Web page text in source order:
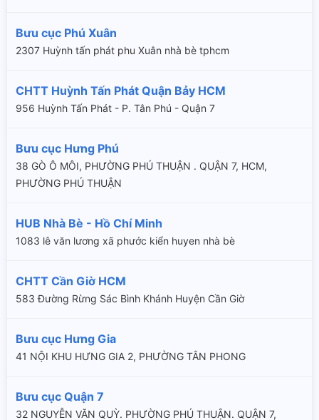
Bưu cục Phú Xuân
2307 Huỳnh tấn phát phu Xuân nhà bè tphcm
CHTT Huỳnh Tấn Phát Quận Bảy HCM
956 Huỳnh Tấn Phát - P. Tân Phú - Quận 7
Bưu cục Hưng Phú
38 GÒ Ô MÔI, PHƯỜNG PHÚ THUẬN . QUẬN 7, HCM,
PHƯỜNG PHÚ THUẬN
HUB Nhà Bè - Hồ Chí Minh
1083 lê văn lương xã phước kiển huyen nhà bè
CHTT Cần Giờ HCM
583 Đường Rừng Sác Bình Khánh Huyện Cần Giờ
Bưu cục Hưng Gia
41 NỘI KHU HƯNG GIA 2, PHƯỜNG TÂN PHONG
Bưu cục Quận 7
32 NGUYỄN VĂN QUỲ. PHƯỜNG PHÚ THUẬN. QUẬN 7,